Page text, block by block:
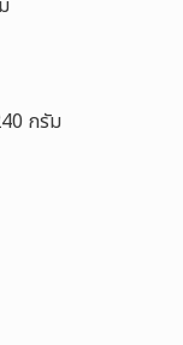
กรัม